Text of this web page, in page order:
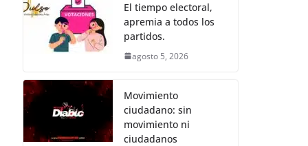
b
o
o
k
A
p
p
n
g
er
a
m
p
ar
tir
El tiempo electoral,
apremia a todos los
partidos.
agosto 5, 2026
Movimiento
ciudadano: sin
movimiento ni
ciudadanos